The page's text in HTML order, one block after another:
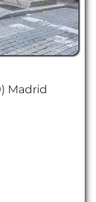
Madrid